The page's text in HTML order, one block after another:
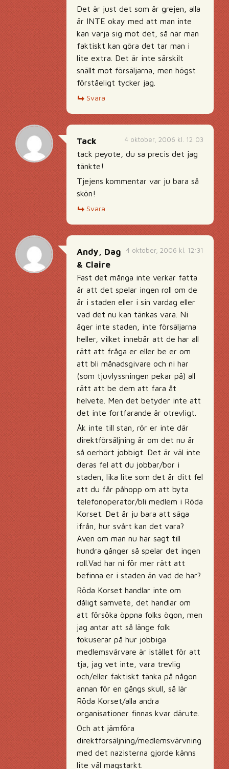
Det är just det som är grejen, alla
är INTE okay med att man inte
kan värja sig mot det, så när man
faktiskt kan göra det tar man i
lite extra. Det är inte särskilt
snällt mot försäljarna, men högst
förståeligt tycker jag.
Svara
4 oktober, 2006 kl. 12:03
Tack
tack peyote, du sa precis det jag
tänkte!
Tjejens kommentar var ju bara så
skön!
Svara
4 oktober, 2006 kl. 12:31
Andy, Dag
& Claire
Fast det många inte verkar fatta
är att det spelar ingen roll om de
är i staden eller i sin vardag eller
vad det nu kan tänkas vara. Ni
äger inte staden, inte försäljarna
heller, vilket innebär att de har all
rätt att fråga er eller be er om
att bli månadsgivare och ni har
(som tjuvlyssningen pekar på) all
rätt att be dem att fara åt
helvete. Men det betyder inte att
det inte fortfarande är otrevligt.
Åk inte till stan, rör er inte där
direktförsäljning är om det nu är
så oerhört jobbigt. Det är väl inte
deras fel att du jobbar/bor i
staden, lika lite som det är ditt fel
att du får påhopp om att byta
telefonoperatör/bli medlem i Röda
Korset. Det är ju bara att säga
ifrån, hur svårt kan det vara?
Även om man nu har sagt till
hundra gånger så spelar det ingen
roll.Vad har ni för mer rätt att
befinna er i staden än vad de har?
Röda Korset handlar inte om
dåligt samvete, det handlar om
att försöka öppna folks ögon, men
jag antar att så länge folk
fokuserar på hur jobbiga
medlemsvärvare är istället för att
tja, jag vet inte, vara trevlig
och/eller faktiskt tänka på någon
annan för en gångs skull, så lär
Röda Korset/alla andra
organisationer finnas kvar därute.
Och att jämföra
direktförsäljning/medlemsvärvning
med det nazisterna gjorde känns
lite väl magstarkt.